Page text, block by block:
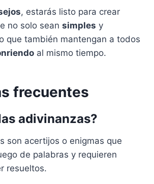
, estarás listo para crear
no solo sean simples y
que también mantengan a todos
al mismo tiempo.
frecuentes
adivinanzas?
son acertijos o enigmas que
de palabras y requieren
resueltos.